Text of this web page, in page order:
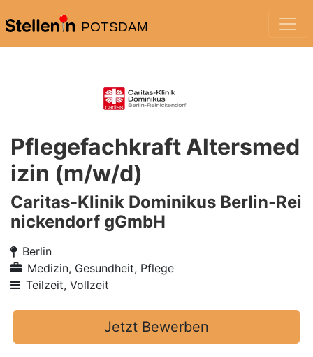
POTSDAM
Pflegefachkraft Altersmed
izin (m/w/d)
Caritas-Klinik Dominikus Berlin-Rei
nickendorf gGmbH
Berlin
Medizin, Gesundheit, Pflege
Teilzeit, Vollzeit
Jetzt Bewerben